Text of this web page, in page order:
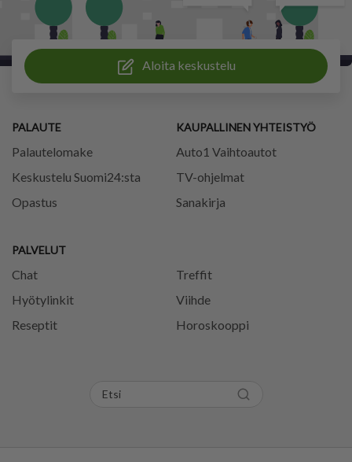
Aloita keskustelu
PALAUTE
Palautelomake
Keskustelu Suomi24:sta
Opastus
PALVELUT
Chat
Treffit
Hyötylinkit
Viihde
Reseptit
Horoskooppi
KAUPALLINEN YHTEISTYÖ
Auto1 Vaihtoautot
TV-ohjelmat
Sanakirja